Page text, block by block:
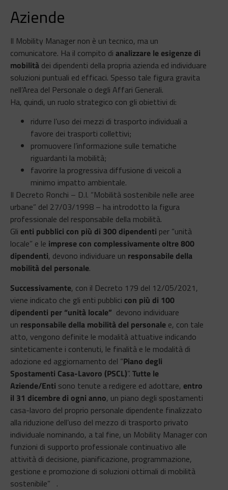
Aziende
Il Mobility Manager non è un tecnico, ma un
comunicatore. Ha il compito di analizzare le esigenze di
mobilità dei dipendenti della propria azienda ed individuare
soluzioni puntuali ed efficaci. Spesso tale figura gravita
nell’Area del Personale o degli Affari Generali.
Ha, quindi, un ruolo strategico con gli obiettivi di:
ridurre l’uso dei mezzi di trasporto individuali a
favore dei trasporti collettivi;
promuovere l’informazione sulle tematiche
riguardanti la mobilità;
favorire la progressiva diffusione di veicoli a
minimo impatto ambientale.
Il Decreto Ronchi – D.I. “Mobilità sostenibile nelle aree
urbane” del 27/03/1998 – ha introdotto la figura
professionale del responsabile della mobilità.
Gli enti pubblici con più di 300 dipendenti per “unità
locale” e le imprese con complessivamente oltre 800
dipendenti, devono individuare un responsabile della
mobilità del personale.
Successivamente, con il Decreto 179 del 12/05/2021,
viene indicato che gli enti pubblici con più di 100
dipendenti per “unità locale” devono individuare
un responsabile della mobilità del personale e, con tale
atto, vengono definite le modalità attuative indicando
sinteticamente i contenuti, le finalità e le modalità di
adozione ed aggiornamento del “Piano degli
Spostamenti Casa-Lavoro (PSCL)”. Tutte le
Aziende/Enti sono tenute a redigere ed adottare, entro
il 31 dicembre di ogni anno, un piano degli spostamenti
casa-lavoro del proprio personale dipendente finalizzato
alla riduzione dell’uso del mezzo di trasporto privato
individuale nominando, a tal fine, un Mobility Manager con
funzioni di supporto professionale continuativo alle
attività di decisione, pianificazione, programmazione,
gestione e promozione di soluzioni ottimali di mobilità
sostenibile” .